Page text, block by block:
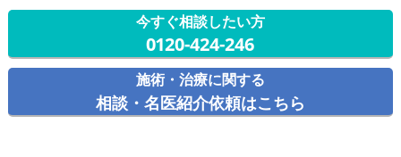
今すぐ相談したい方
0120-424-246
施術・治療に関する
相談・名医紹介依頼はこちら